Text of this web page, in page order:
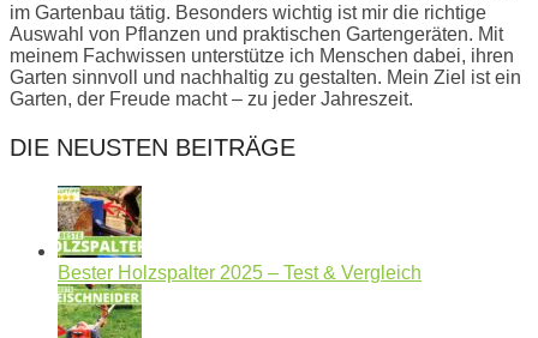
im Gartenbau tätig. Besonders wichtig ist mir die richtige
Auswahl von Pflanzen und praktischen Gartengeräten. Mit
meinem Fachwissen unterstütze ich Menschen dabei, ihren
Garten sinnvoll und nachhaltig zu gestalten. Mein Ziel ist ein
Garten, der Freude macht – zu jeder Jahreszeit.
DIE NEUSTEN BEITRÄGE
Bester Holzspalter 2025 – Test & Vergleich